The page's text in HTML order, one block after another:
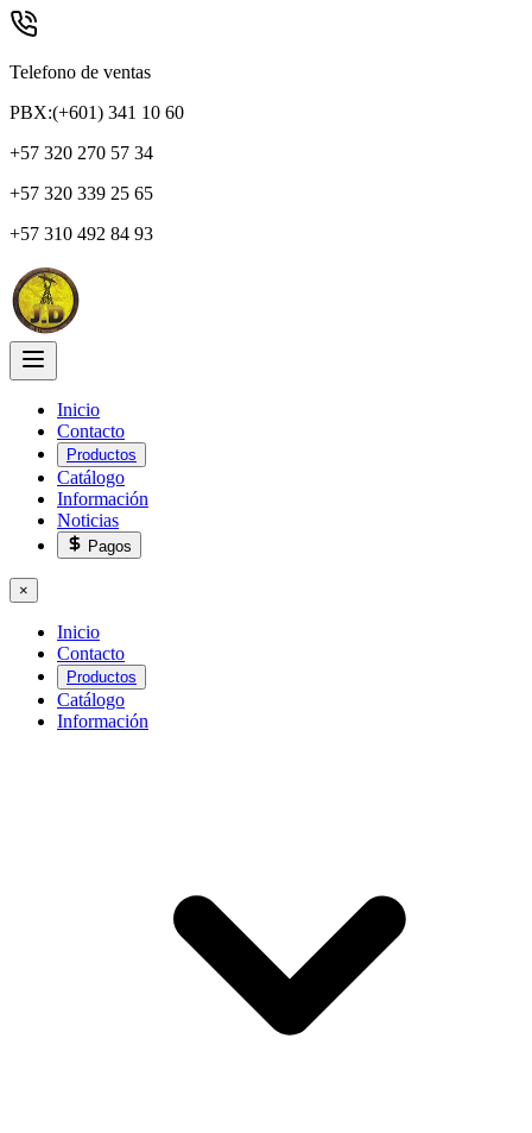
Telefono de ventas
PBX:(+601) 341 10 60
+57 320 270 57 34
+57 320 339 25 65
+57 310 492 84 93
Inicio
Contacto
Productos
Catálogo
Información
Noticias
Pagos
×
Inicio
Contacto
Productos
Catálogo
Información